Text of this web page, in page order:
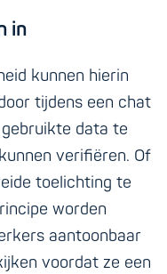
in
kunnen hierin
tijdens een chat
data te
verifiëren. Of
toelichting te
worden
aantoonbaar
voordat ze een